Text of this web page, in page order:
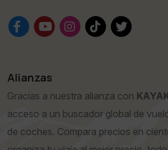
Alianzas
Gracias a nuestra alianza con
acceso a un buscador global de
de coches. Compara precios en